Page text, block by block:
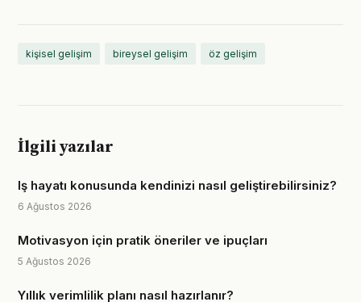
kişisel gelişim bireysel gelişim öz gelişim
İlgili yazılar
Iş hayatı konusunda kendinizi nasıl geliştirebilirsiniz?
6 Ağustos 2026
Motivasyon için pratik öneriler ve ipuçları
5 Ağustos 2026
Yıllık verimlilik planı nasıl hazırlanır?